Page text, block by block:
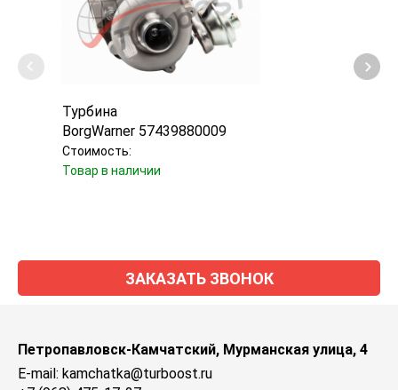
Турбина
BorgWarner 57439880009
Стоимость:
Товар в наличии
ЗАКАЗАТЬ ЗВОНОК
Петропавловск-Камчатский, Мурманская улица, 4
E-mail: kamchatka@turboost.ru